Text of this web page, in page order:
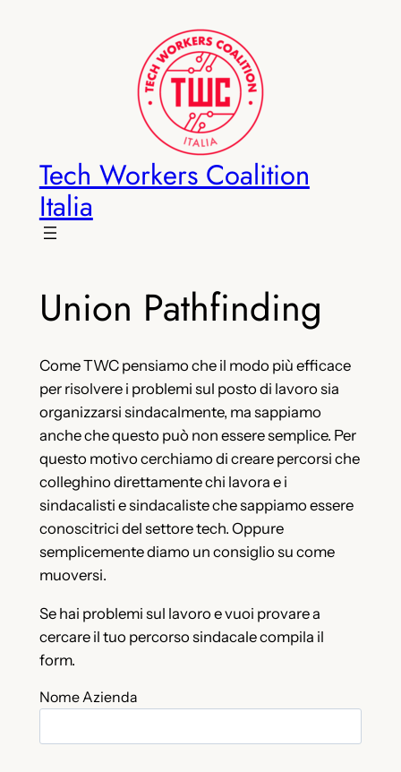
Tech Workers Coalition
Italia
Union Pathfinding
Come TWC pensiamo che il modo più efficace
per risolvere i problemi sul posto di lavoro sia
organizzarsi sindacalmente, ma sappiamo
anche che questo può non essere semplice. Per
questo motivo cerchiamo di creare percorsi che
colleghino direttamente chi lavora e i
sindacalisti e sindacaliste che sappiamo essere
conoscitrici del settore tech. Oppure
semplicemente diamo un consiglio su come
muoversi.
Se hai problemi sul lavoro e vuoi provare a
cercare il tuo percorso sindacale compila il
form.
Nome Azienda